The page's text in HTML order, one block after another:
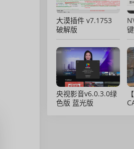
大漠插件 v7.1753
破解版
央视影音v6.0.3.0绿
色版 蓝光版